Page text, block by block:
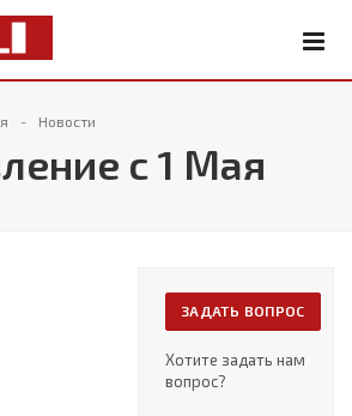
Новости
с 1 Мая
ЗАДАТЬ ВОПРОС
Хотите задать нам
вопрос?